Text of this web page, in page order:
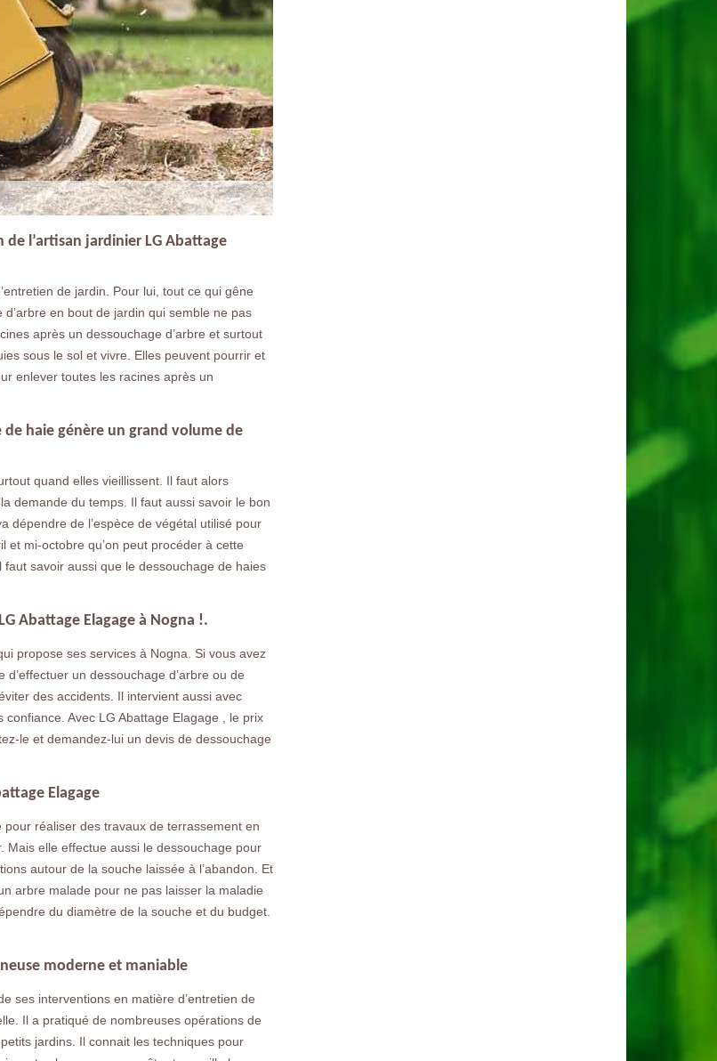
l’artisan jardinier LG Abattage
de jardin. Pour lui, tout ce qui gêne
en bout de jardin qui semble ne pas
après un dessouchage d’arbre et surtout
sous le sol et vivre. Elles peuvent pourrir et
enlever toutes les racines après un
de haie génère un grand volume de
quand elles vieillissent. Il faut alors
demande du temps. Il faut aussi savoir le bon
dépendre de l’espèce de végétal utilisé pour
et mi-octobre qu’on peut procéder à cette
savoir aussi que le dessouchage de haies
Abattage Elagage à Nogna !.
propose ses services à Nogna. Si vous avez
un dessouchage d’arbre ou de
des accidents. Il intervient aussi avec
Avec LG Abattage Elagage , le prix
le et demandez-lui un devis de dessouchage
Elagage
réaliser des travaux de terrassement en
Mais elle effectue aussi le dessouchage pour
autour de la souche laissée à l’abandon. Et
arbre malade pour ne pas laisser la maladie
du diamètre de la souche et du budget.
moderne et maniable
ses interventions en matière d’entretien de
Il a pratiqué de nombreuses opérations de
jardins. Il connait les techniques pour